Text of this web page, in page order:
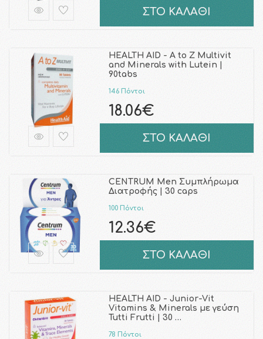
ΣΤΟ ΚΑΛΑΘΙ
HEALTH AID - A to Z Multivit
and Minerals with Lutein |
90tabs
146 Πόντοι
18.06€
ΣΤΟ ΚΑΛΑΘΙ
CENTRUM Men Συμπλήρωμα
Διατροφής | 30 caps
100 Πόντοι
12.36€
ΣΤΟ ΚΑΛΑΘΙ
HEALTH AID - Junior-Vit
Vitamins & Minerals με γεύση
Tutti Frutti | 30 …
78 Πόντοι